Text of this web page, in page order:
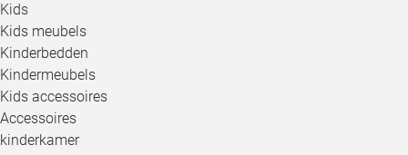
Kids
Kids meubels
Kinderbedden
Kindermeubels
Kids accessoires
Accessoires
kinderkamer